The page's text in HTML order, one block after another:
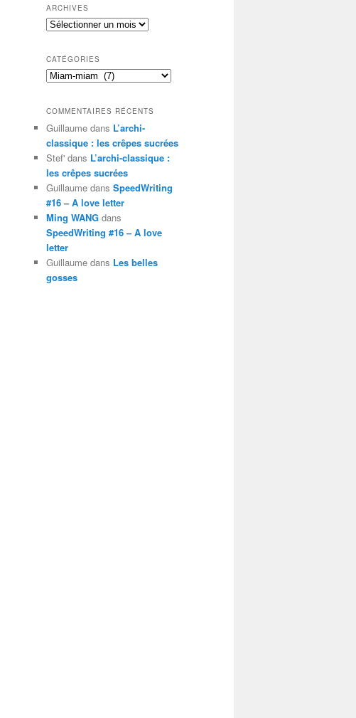
ARCHIVES
Archives
CATÉGORIES
Catégories
COMMENTAIRES RÉCENTS
Guillaume dans L’archi-
classique : les crêpes sucrées
Stef' dans L’archi-classique :
les crêpes sucrées
Guillaume dans SpeedWriting
#16 – A love letter
Ming WANG dans
SpeedWriting #16 – A love
letter
Guillaume dans Les belles
gosses